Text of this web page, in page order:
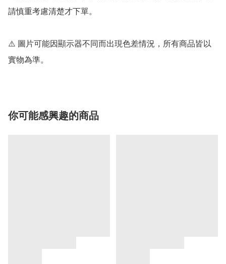
請慎重考慮清楚才下單。
⚠️ 圖片可能因顯示器不同而出現色差情況，所有商品皆以
實物為準。
你可能感興趣的商品